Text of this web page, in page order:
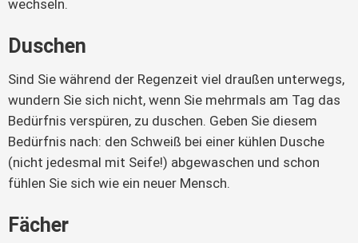
wechseln.
Duschen
Sind Sie während der Regenzeit viel draußen unterwegs,
wundern Sie sich nicht, wenn Sie mehrmals am Tag das
Bedürfnis verspüren, zu duschen. Geben Sie diesem
Bedürfnis nach: den Schweiß bei einer kühlen Dusche
(nicht jedesmal mit Seife!) abgewaschen und schon
fühlen Sie sich wie ein neuer Mensch.
Fächer